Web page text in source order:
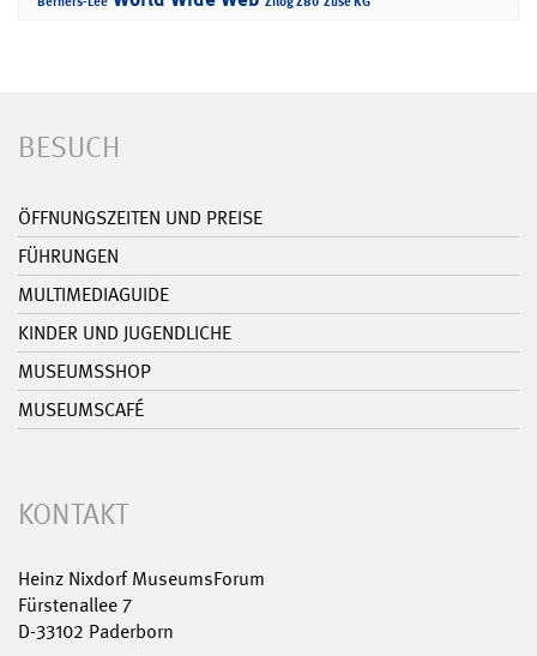
BESUCH
ÖFFNUNGSZEITEN UND PREISE
FÜHRUNGEN
MULTIMEDIAGUIDE
KINDER UND JUGENDLICHE
MUSEUMSSHOP
MUSEUMSCAFÉ
KONTAKT
Heinz Nixdorf MuseumsForum
Fürstenallee 7
D-33102 Paderborn